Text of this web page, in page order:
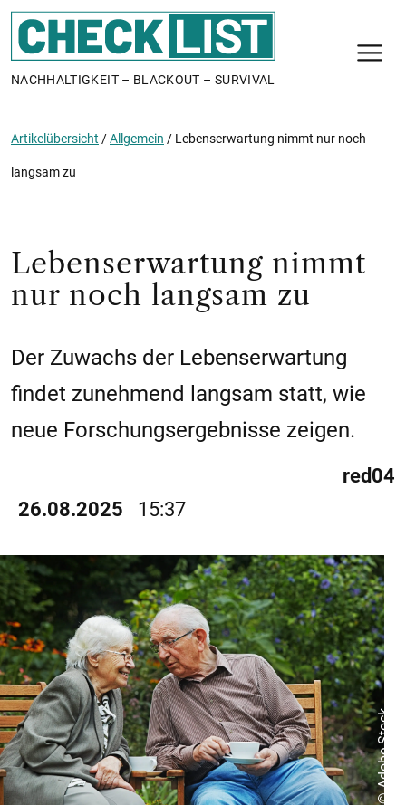
NACHHALTIGKEIT – BLACKOUT – SURVIVAL
Artikelübersicht /Allgemein / Lebenserwartung nimmt nur noch
langsam zu
Lebenserwartung nimmt
nur noch langsam zu
Der Zuwachs der Lebenserwartung
findet zunehmend langsam statt, wie
neue Forschungsergebnisse zeigen.
26.08.2025 15:37
red04
© Adobe Stock